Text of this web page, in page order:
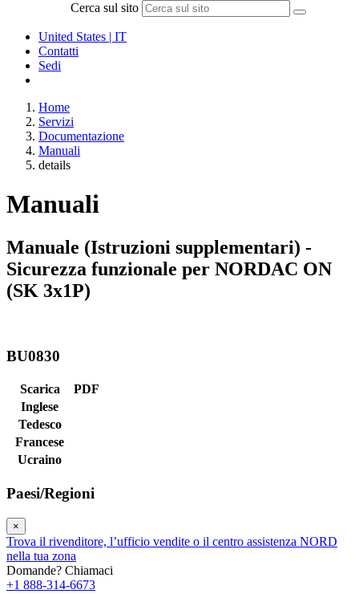
Cerca sul sito
United States | IT
Contatti
Sedi
Home
Servizi
Documentazione
Manuali
details
Manuali
Manuale (Istruzioni supplementari) -
Sicurezza funzionale per NORDAC ON
(SK 3x1P)
BU0830
Scarica
PDF
Inglese
Tedesco
Francese
Ucraino
Paesi/Regioni
×
Trova il rivenditore, l’ufficio vendite o il centro assistenza NORD
nella tua zona
Domande? Chiamaci
+1 888-314-6673